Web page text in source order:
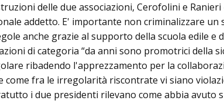
delle due associazioni, Cerofolini e
addetto. E' importante non criminalizzare un
anche grazie al supporto della scuola edile e
di categoria “da anni sono promotrici della
ribadendo l'apprezzamento per la
come fra le irregolarità riscontrate vi siano
i due presidenti rilevano come abbia avuto